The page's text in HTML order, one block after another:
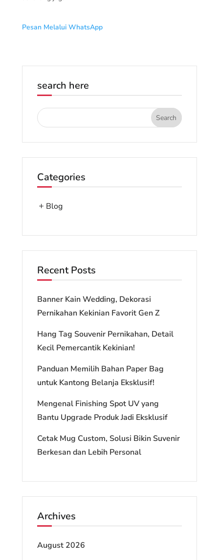
Pesan Melalui WhatsApp
search here
Categories
Blog
Recent Posts
Banner Kain Wedding, Dekorasi
Pernikahan Kekinian Favorit Gen Z
Hang Tag Souvenir Pernikahan, Detail
Kecil Pemercantik Kekinian!
Panduan Memilih Bahan Paper Bag
untuk Kantong Belanja Eksklusif!
Mengenal Finishing Spot UV yang
Bantu Upgrade Produk Jadi Eksklusif
Cetak Mug Custom, Solusi Bikin Suvenir
Berkesan dan Lebih Personal
Archives
August 2026